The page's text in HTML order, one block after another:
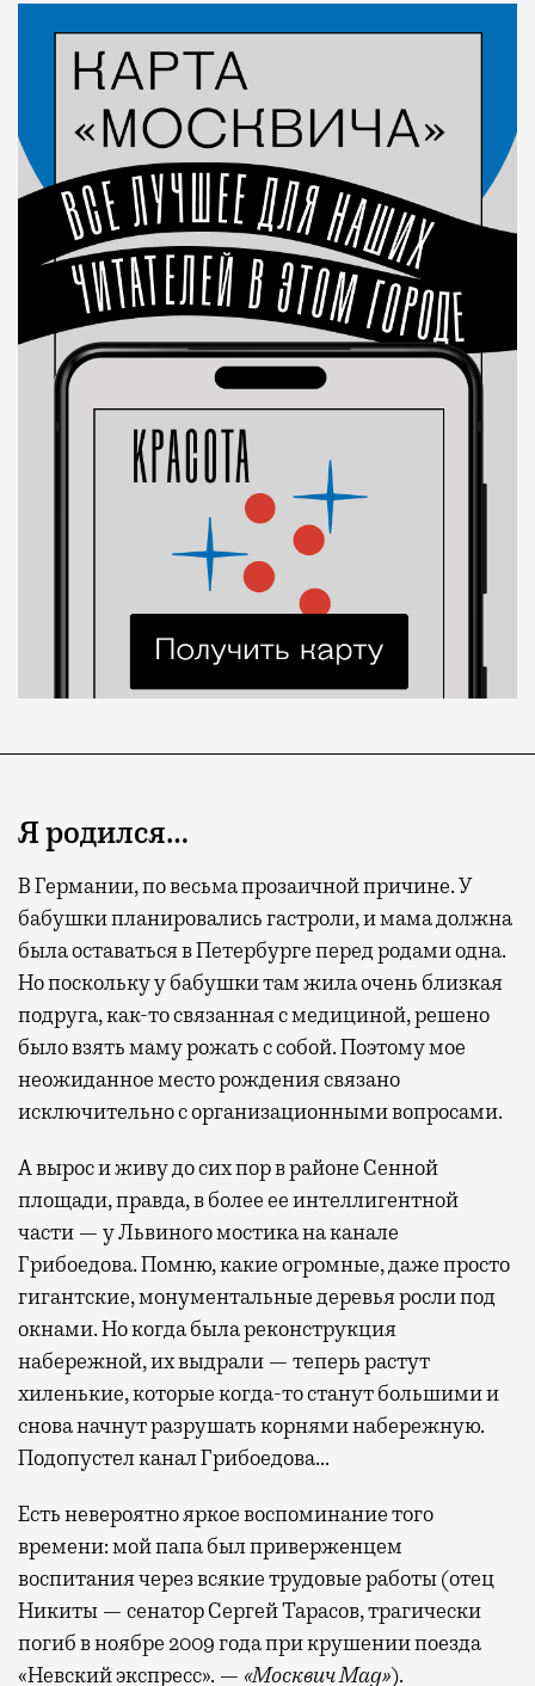
Я родился…
В Германии, по весьма прозаичной причине. У
бабушки планировались гастроли, и мама должна
была оставаться в Петербурге перед родами одна.
Но поскольку у бабушки там жила очень близкая
подруга, как-то связанная с медициной, решено
было взять маму рожать с собой. Поэтому мое
неожиданное место рождения связано
исключительно с организационными вопросами.
А вырос и живу до сих пор в районе Сенной
площади, правда, в более ее интеллигентной
части — у Львиного мостика на канале
Грибоедова. Помню, какие огромные, даже просто
гигантские, монументальные деревья росли под
окнами. Но когда была реконструкция
набережной, их выдрали — теперь растут
хиленькие, которые когда-то станут большими и
снова начнут разрушать корнями набережную.
Подопустел канал Грибоедова…
Есть невероятно яркое воспоминание того
времени: мой папа был приверженцем
воспитания через всякие трудовые работы (отец
Никиты — сенатор Сергей Тарасов, трагически
погиб в ноябре 2009 года при крушении поезда
«Невский экспресс». — «Москвич Mag»).